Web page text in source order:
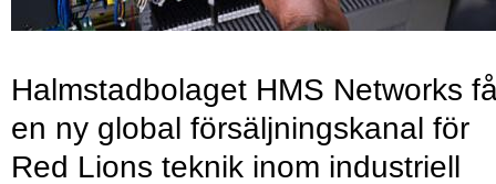
Halmstadbolaget HMS Networks
en ny global försäljningskanal för
Red Lions teknik inom industriell